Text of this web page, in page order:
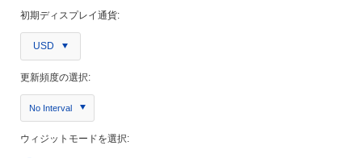
初期ディスプレイ通貨:
USD
更新頻度の選択:
No Interval
ウィジットモードを選択: